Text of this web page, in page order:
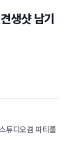
생샷 남기
튜디오겸 파티룸